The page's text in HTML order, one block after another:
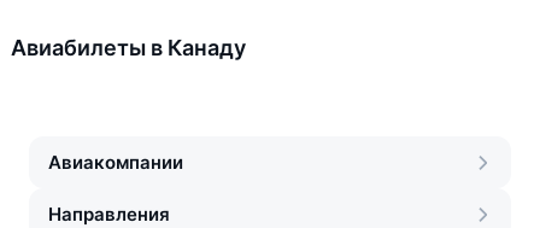
Авиабилеты в Канаду
Авиакомпании
Направления